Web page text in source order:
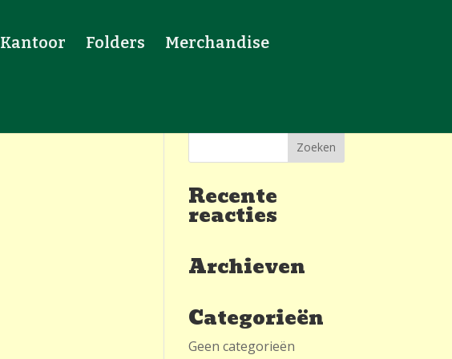
Kantoor Folders Merchandise
Recente
reacties
Archieven
Categorieën
Geen categorieën